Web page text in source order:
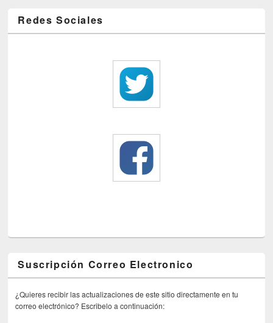
Redes Sociales
Suscripción Correo Electronico
¿Quieres recibir las actualizaciones de este sitio directamente en tu
correo electrónico? Escribelo a continuación: